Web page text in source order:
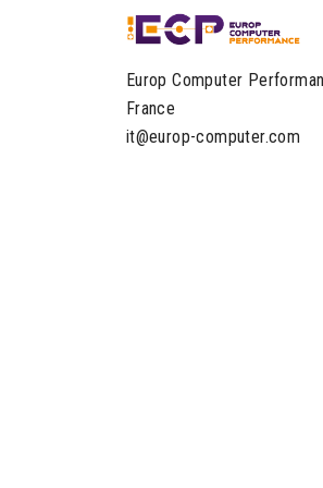
Europ Computer
France
it@europ-computer.com